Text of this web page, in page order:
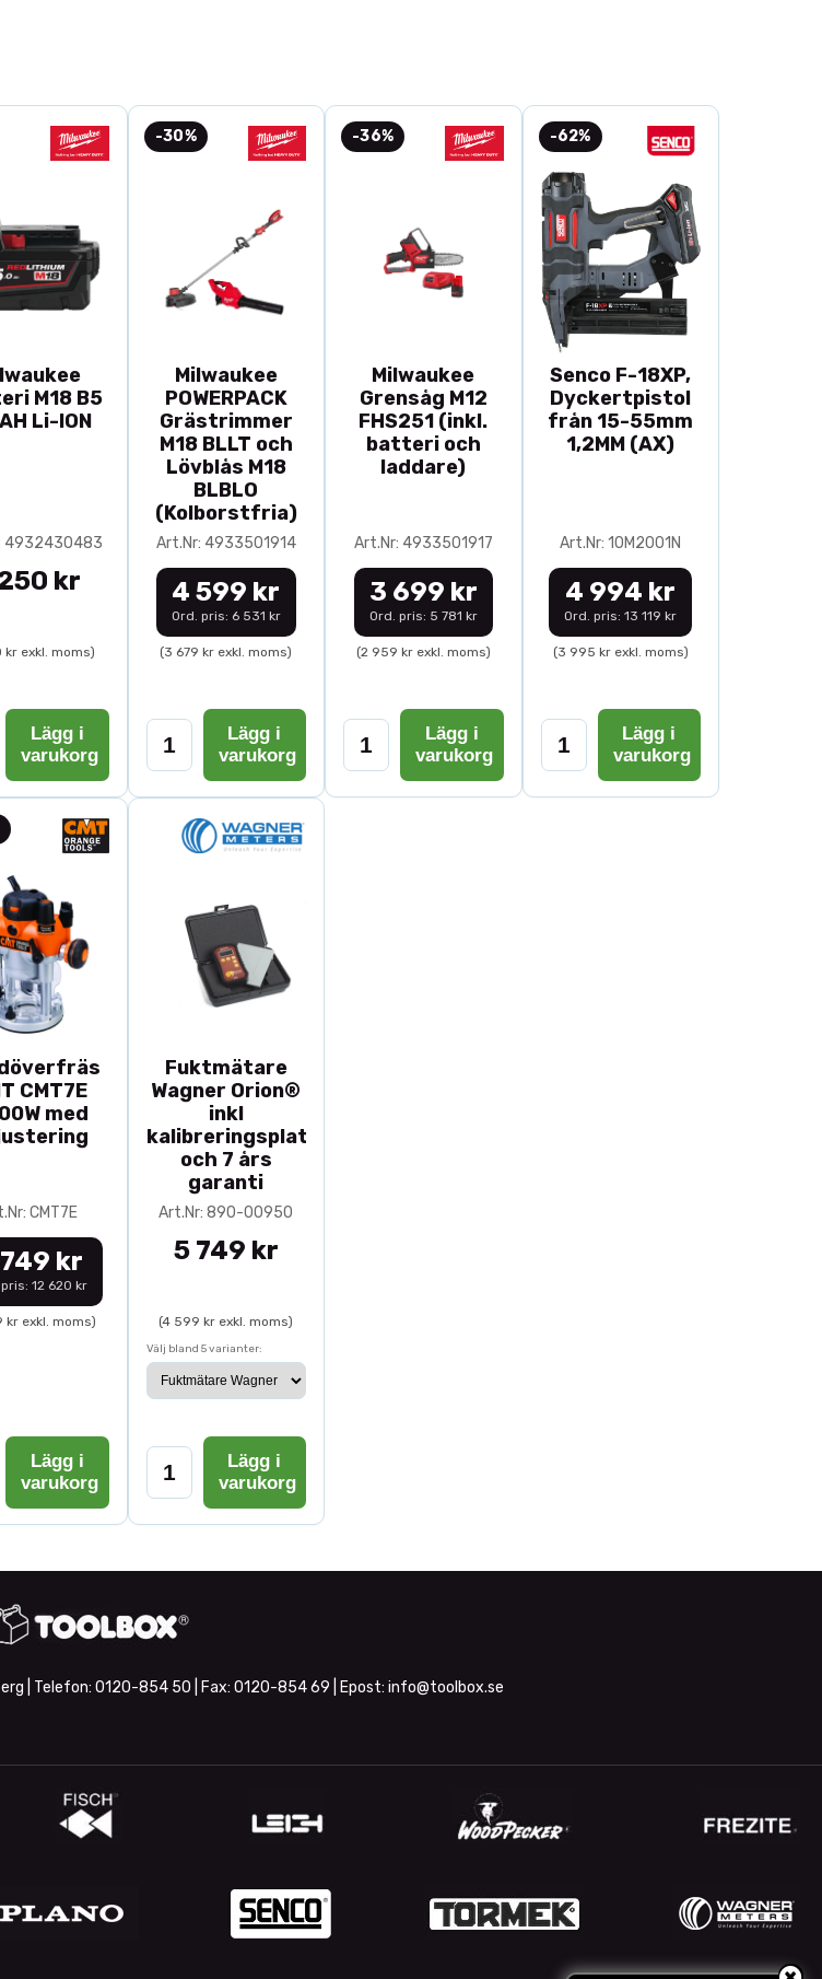
Detaljsömnad för unik design
Meshmudd i ärmslut
Knapp i gul kontrastfärg
53% bomull 47% polyester
M18 B5
Li-ION
4932430483
kr
kr exkl. moms)
Lägg i
varukorg
-30%
Milwaukee
POWERPACK
Grästrimmer
M18 BLLT och
Lövblås M18
BLBLO
(Kolborstfria)
Art.Nr: 4933501914
4 599 kr
Ord. pris: 6 531 kr
(3 679 kr exkl. moms)
Lägg i
varukorg
-36%
Milwaukee
Grensåg M12
FHS251 (inkl.
batteri och
laddare)
Art.Nr: 4933501917
3 699 kr
Ord. pris: 5 781 kr
(2 959 kr exkl. moms)
Lägg i
varukorg
-62%
Senco F-18XP,
Dyckertpistol
från 15-55mm
1,2MM (AX)
Art.Nr: 10M2001N
4 994 kr
Ord. pris: 13 119 kr
(3 995 kr exkl. moms)
Lägg i
varukorg
CMT7E
med
CMT7E
kr
12 620 kr
kr exkl. moms)
Lägg i
varukorg
Fuktmätare
Wagner Orion®
inkl
kalibreringsplatta
och 7 års
garanti
Art.Nr: 890-00950
5 749 kr
(4 599 kr exkl. moms)
Välj bland 5 varianter:
Lägg i
varukorg
| Telefon: 0120-854 50 | Fax: 0120-854 69 | Epost: info@toolbox.se